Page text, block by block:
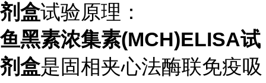
剂盒试验原理：
鱼黑素浓集素(MCH)ELISA试
剂盒是固相夹心法酶联免疫吸